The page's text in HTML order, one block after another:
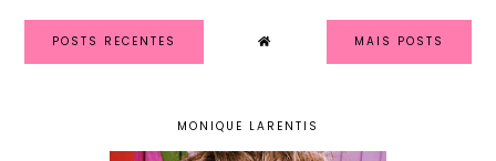
POSTS RECENTES MAIS POSTS
MONIQUE LARENTIS